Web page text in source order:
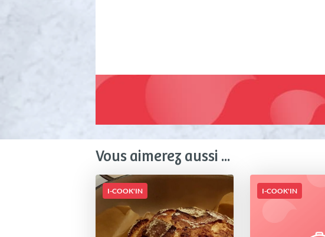
Vous aimerez aussi ...
I-COOK'IN I-COOK'IN